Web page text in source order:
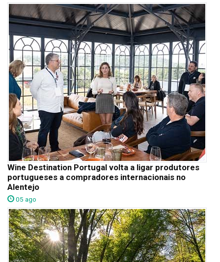
Wine Destination Portugal volta a ligar produtores
portugueses a compradores internacionais no
Alentejo
05 ago